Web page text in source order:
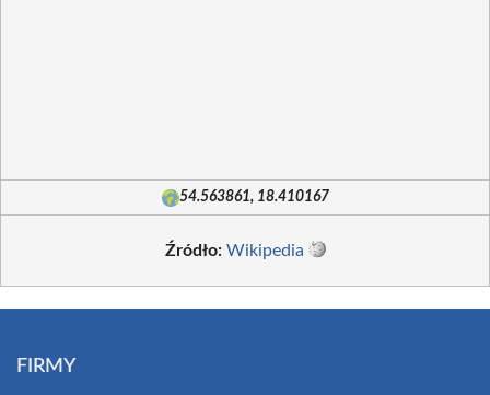
54.563861, 18.410167
Źródło: Wikipedia
FIRMY